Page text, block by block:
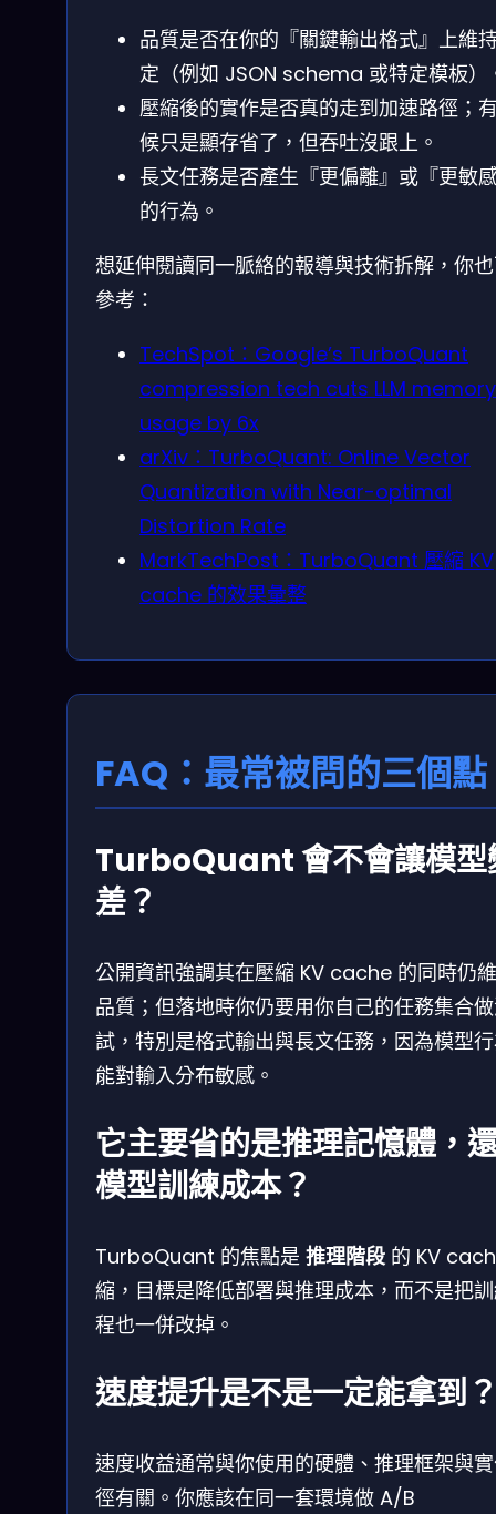
品質是否在你的『關鍵輸出格式』上維
定（例如 JSON schema 或特定模板）
壓縮後的實作是否真的走到加速路徑；
候只是顯存省了，但吞吐沒跟上。
長文任務是否產生『更偏離』或『更敏
的行為。
想延伸閱讀同一脈絡的報導與技術拆解，你
參考：
TechSpot：Google’s TurboQuant
compression tech cuts LLM memory
usage by 6x
arXiv：TurboQuant: Online Vector
Quantization with Near-optimal
Distortion Rate
MarkTechPost：TurboQuant 壓縮 KV
cache 的效果彙整
FAQ：最常被問的三個點
TurboQuant 會不會讓模型
差？
公開資訊強調其在壓縮 KV cache 的同時仍
品質；但落地時你仍要用你自己的任務集合
試，特別是格式輸出與長文任務，因為模型
能對輸入分布敏感。
它主要省的是推理記憶體，
模型訓練成本？
TurboQuant 的焦點是 推理階段 的 KV
縮，目標是降低部署與推理成本，而不是把
程也一併改掉。
速度提升是不是一定能拿到
速度收益通常與你使用的硬體、推理框架與
徑有關。你應該在同一套環境做 A/B